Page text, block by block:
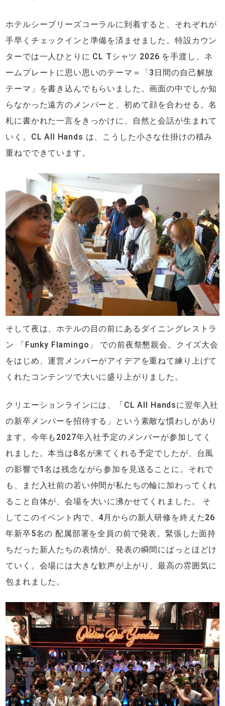
ホテルシーブリーズコーラルに到着すると、それぞれが
手早くチェックインと準備を済ませました。特設カウン
ターでは一人ひとりに CL Tシャツ 2026 を手渡し、ネ
ームプレートに思い思いのテーマ＝「3日間の自己解放
テーマ」を書き込んでもらいました。画面の中でしか知
らなかった遠方のメンバーと、初めて顔を合わせる。名
札に書かれた一言をきっかけに、自然と会話が生まれて
いく。CL All Hands は、こうした小さな仕掛けの積み
重ねでできています。
そして夜は、ホテルの目の前にあるダイニングレストラ
ン 「Funky Flamingo」 での前夜祭懇親会。クイズ大会
をはじめ、運営メンバーがアイデアを重ねて練り上げて
くれたコンテンツで大いに盛り上がりました。
クリエーションラインには、「CL All Handsに翌年入社
の新卒メンバーを招待する」という素敵な慣わしがあり
ます。今年も2027年入社予定のメンバーが参加してく
れました。本当は8名が来てくれる予定でしたが、台風
の影響で1名は残念ながら参加を見送ることに。それで
も、まだ入社前の若い仲間が私たちの輪に加わってくれ
ること自体が、会場を大いに沸かせてくれました。 そ
してこのイベント内で、4月からの新人研修を終えた26
年新卒5名の 配属部署を全員の前で発表。緊張した面持
ちだった新人たちの表情が、発表の瞬間にぱっとほどけ
ていく。会場には大きな歓声が上がり、最高の雰囲気に
包まれました。